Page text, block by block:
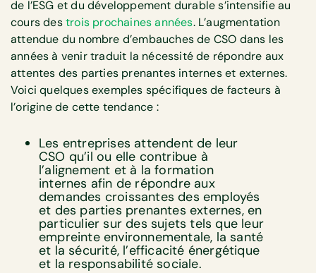
de l’ESG et du développement durable s’intensifie au
cours destrois prochaines années. L’augmentation
attendue du nombre d’embauches de CSO dans les
années à venir traduit la nécessité de répondre aux
attentes des parties prenantes internes et externes.
Voici quelques exemples spécifiques de facteurs à
l’origine de cette tendance :
Les entreprises attendent de leur
CSO qu’il ou elle contribue à
l’alignement et à la formation
internes afin de répondre aux
demandes croissantes des employés
et des parties prenantes externes, en
particulier sur des sujets tels que leur
empreinte environnementale, la santé
et la sécurité, l’efficacité énergétique
et la responsabilité sociale.